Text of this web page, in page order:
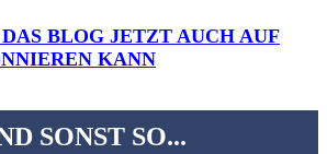
BLOG JETZT AUCH AUF
KANN
SONST SO...